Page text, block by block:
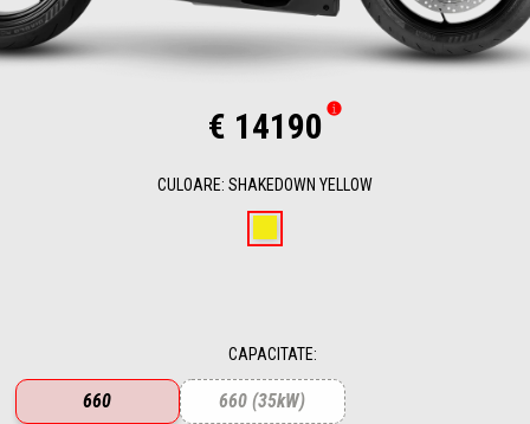
€ 14190
CULOARE: SHAKEDOWN YELLOW
CAPACITATE:
660 660 (35kW)